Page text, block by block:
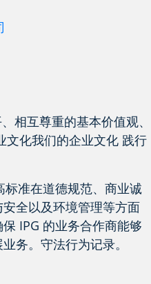
相互尊重的基本价值观、
文化我们的企业文化 践行
标准在道德规范、商业诚
全以及环境管理等方面
IPG 的业务合作商能够
务。 守法行为记录。